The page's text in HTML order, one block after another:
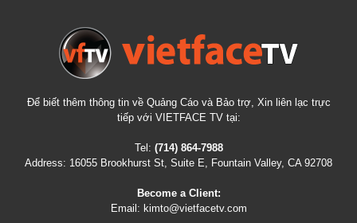
Để biết thêm thông tin về Quảng Cáo và Bảo trợ, Xin liên lạc trực
tiếp với VIETFACE TV tại:
Tel: (714) 864-7988
Address: 16055 Brookhurst St, Suite E, Fountain Valley, CA 92708
Become a Client:
Email: kimto@vietfacetv.com